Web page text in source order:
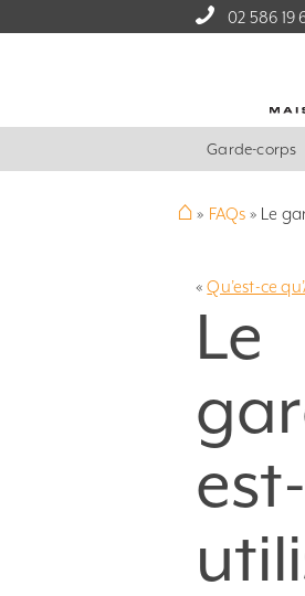
02 586 19
Garde-corps
⌂ » FAQs » Le
«Qu’est-ce
Le